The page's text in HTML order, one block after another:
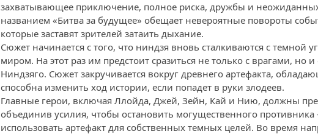
захватывающее приключение, полное риска, дружбы и
названием «Битва за будущее» обещает невероятные повороты
которые заставят зрителей затаить дыхание.
Сюжет начинается с того, что ниндзя вновь сталкиваются с темной
миром. На этот раз им предстоит сразиться не только с врагами, но
Ниндзяго. Сюжет закручивается вокруг древнего артефакта,
способна изменить ход истории, если попадет в руки злодеев.
Главные герои, включая Ллойда, Джей, Зейн, Кай и Нию, должны
объединив усилия, чтобы остановить могущественного
использовать артефакт для собственных темных целей. Во время